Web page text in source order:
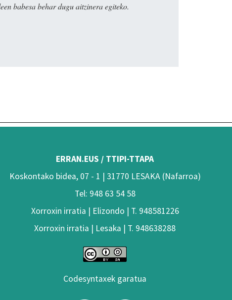
babesa behar dugu aitzinera egiteko.
ERRAN.EUS / TTIPI-TTAPA
Koskontako bidea, 07 - 1 | 31770 LESAKA (Nafarroa)
Tel: 948 63 54 58
Xorroxin irratia | Elizondo | T. 948581226
Xorroxin irratia | Lesaka | T. 948638288
Codesyntaxek garatua